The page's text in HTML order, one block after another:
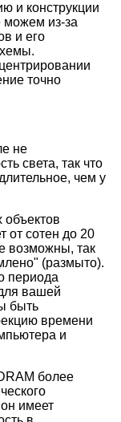
и конструкции
можем из-за
и его
точно
не
света, так что
чем у
от сотен до 20
возможны, так
(размыто).
периода
вашей
быть
времени
и
более
имеет